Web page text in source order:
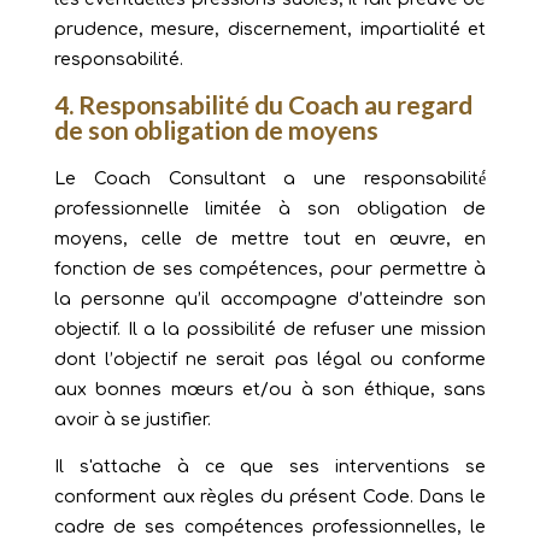
prudence, mesure, discernement, impartialité et
responsabilité.
4. Responsabilité du Coach au regard
de son obligation de moyens
Le Coach Consultant a une responsabilité́
professionnelle limitée à son obligation de
moyens, celle de mettre tout en œuvre, en
fonction de ses compétences, pour permettre à
la personne qu’il accompagne d’atteindre son
objectif. Il a la possibilité de refuser une mission
dont l’objectif ne serait pas légal ou conforme
aux bonnes mœurs et/ou à son éthique, sans
avoir à se justifier.
Il s'attache à ce que ses interventions se
conforment aux règles du présent Code. Dans le
cadre de ses compétences professionnelles, le